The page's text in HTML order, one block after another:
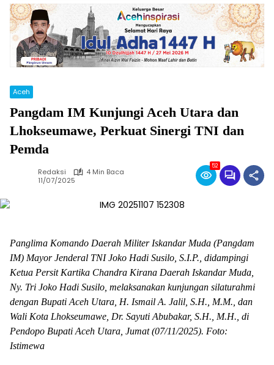
Aceh
Pangdam IM Kunjungi Aceh Utara dan
Lhokseumawe, Perkuat Sinergi TNI dan
Pemda
Redaksi
4 Min Baca
11/07/2025
52
Panglima Komando Daerah Militer Iskandar Muda (Pangdam
IM) Mayor Jenderal TNI Joko Hadi Susilo, S.I.P., didampingi
Ketua Persit Kartika Chandra Kirana Daerah Iskandar Muda,
Ny. Tri Joko Hadi Susilo, melaksanakan kunjungan silaturahmi
dengan Bupati Aceh Utara, H. Ismail A. Jalil, S.H., M.M., dan
Wali Kota Lhokseumawe, Dr. Sayuti Abubakar, S.H., M.H., di
Pendopo Bupati Aceh Utara, Jumat (07/11/2025). Foto:
Istimewa